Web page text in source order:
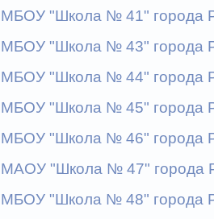
МБОУ "Школа № 41" города
МБОУ "Школа № 43" города
МБОУ "Школа № 44" города
МБОУ "Школа № 45" города
МБОУ "Школа № 46" города
МАОУ "Школа № 47" города
МБОУ "Школа № 48" города